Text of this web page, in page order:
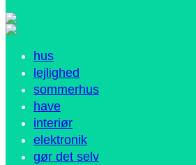
hus
lejlighed
sommerhus
have
interiør
elektronik
gør det selv